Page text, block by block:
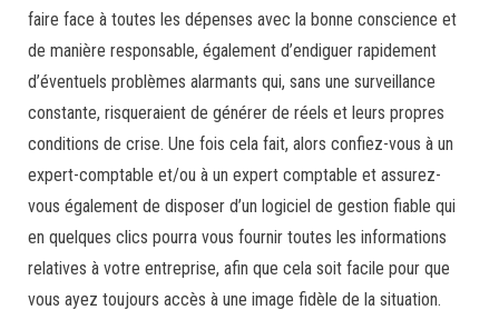
faire face à toutes les dépenses avec la bonne conscience et
de manière responsable, également d’endiguer rapidement
d’éventuels problèmes alarmants qui, sans une surveillance
constante, risqueraient de générer de réels et leurs propres
conditions de crise. Une fois cela fait, alors confiez-vous à un
expert-comptable et/ou à un expert comptable et assurez-
vous également de disposer d’un logiciel de gestion fiable qui
en quelques clics pourra vous fournir toutes les informations
relatives à votre entreprise, afin que cela soit facile pour que
vous ayez toujours accès à une image fidèle de la situation.